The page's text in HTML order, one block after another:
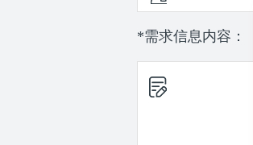
*需求信息内容：